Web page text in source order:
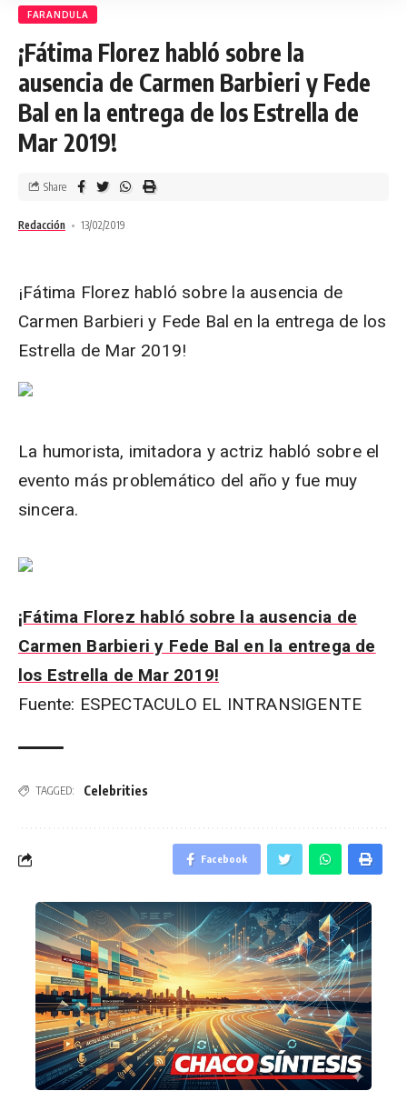
FARANDULA
¡Fátima Florez habló sobre la
ausencia de Carmen Barbieri y Fede
Bal en la entrega de los Estrella de
Mar 2019!
Redacción 13/02/2019
Share
¡Fátima Florez habló sobre la ausencia de
Carmen Barbieri y Fede Bal en la entrega de los
Estrella de Mar 2019!
La humorista, imitadora y actriz habló sobre el
evento más problemático del año y fue muy
sincera.
¡Fátima Florez habló sobre la ausencia de
Carmen Barbieri y Fede Bal en la entrega de
los Estrella de Mar 2019!
Fuente: ESPECTACULO EL INTRANSIGENTE
TAGGED: Celebrities
Facebook